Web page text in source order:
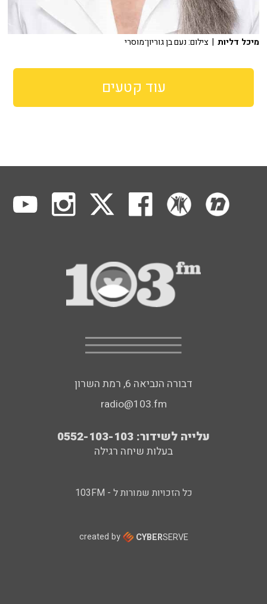
מיכל דליות | צילום: נעם בן גוריון־מוסרי
עוד קטעים
דבורה הנביאה 6, רמת השרון
radio@103.fm
עלייה לשידור: 0552-103-103
בעלות שיחה רגילה
כל הזכויות שמורות ל - 103FM
created by CYBERSERVE